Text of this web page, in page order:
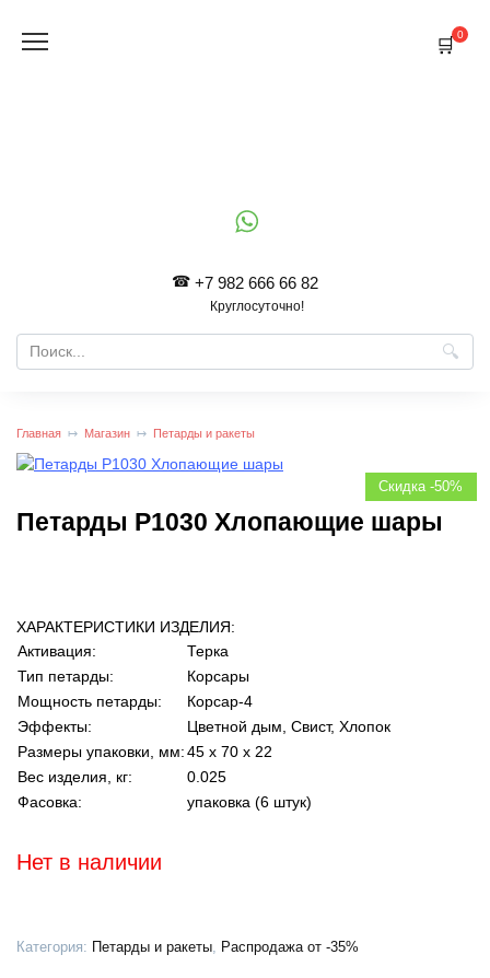
содержанию
+7 982 666 66 82
Круглосуточно!
Search
for:
0
Главная Магазин Петарды и ракеты
Скидка -50%
Петарды Р1030 Хлопающие шары
ХАРАКТЕРИСТИКИ ИЗДЕЛИЯ:
Активация:
Терка
Тип петарды:
Корсары
Мощность петарды:
Корсар-4
Эффекты:
Цветной дым, Свист, Хлопок
Размеры упаковки, мм:45 х 70 х 22
Вес изделия, кг:
0.025
Фасовка:
упаковка (6 штук)
Нет в наличии
Категория: Петарды и ракеты, Распродажа от -35%